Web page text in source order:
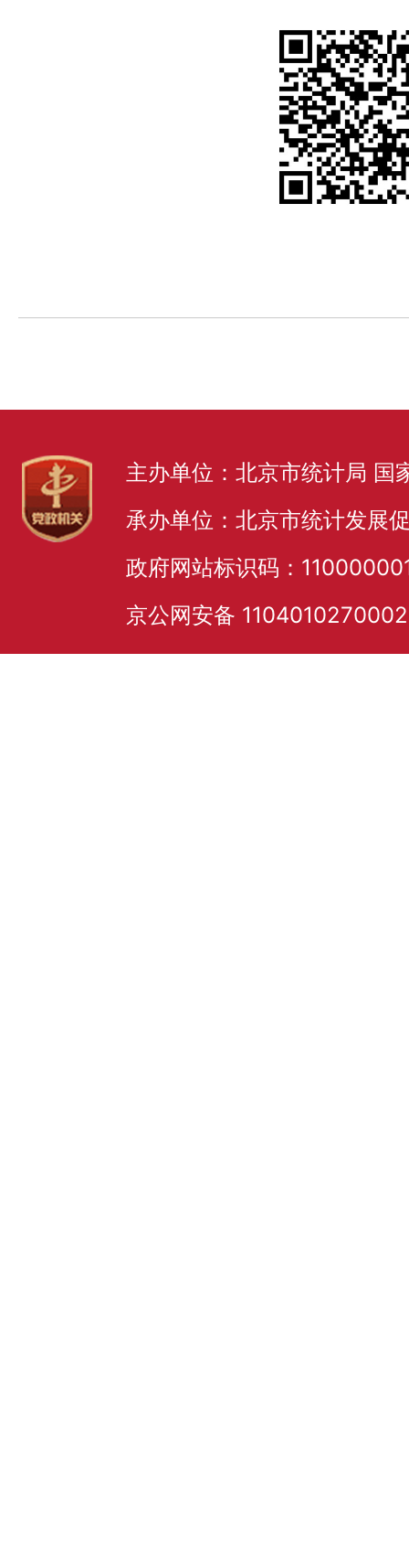
主办单位：北京市统计局 国
承办单位：北京市统计发展
政府网站标识码：
京公网安备